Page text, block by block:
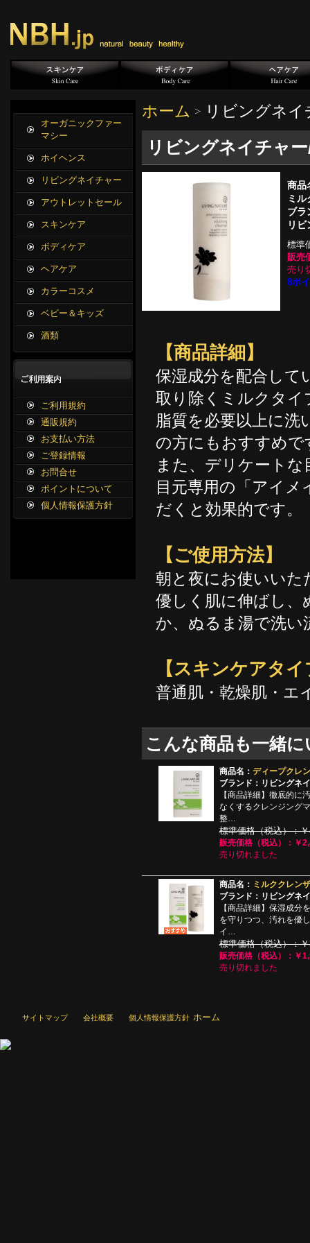
ホーム リビングネ
リビングネイチャ
商品
ミ
ブラ
リ
標準
販売
売り
8ポ
【商品詳細】
保湿成分を配合して
取り除くミルクタ
脂質を必要以上に洗
の方にもおすすめで
また、デリケート
目元専用の「アイ
だくと効果的です。
【ご使用方法】
朝と夜にお使いいた
優しく肌に伸ばし
か、ぬるま湯で洗い
【スキンケアタ
普通肌・乾燥肌・エ
こんな商品も一緒
商品名： ディープクレ
ブランド：リビングネ
【商品詳細】徹底的に
なくするクレンジング
整…
標準価格（税込）：
販売価格（税込）：￥
売り切れました
商品名： ミルククレン
ブランド：リビングネ
【商品詳細】保湿成分
を守りつつ、汚れを優
イ…
標準価格（税込）：
販売価格（税込）：￥
売り切れました
オーガニックファー
マシー
ホイヘンス
リビングネイチャー
アウトレットセール
スキンケア
ボディケア
ヘアケア
カラーコスメ
ベビー＆キッズ
酒類
ご利用規約
通販規約
お支払い方法
ご登録情報
お問合せ
ポイントについて
個人情報保護方針
ホーム
サイトマップ 会社概要 個人情報保護方針